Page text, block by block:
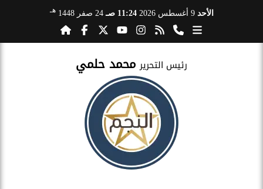
الأحد 9 أغسطس 2026 11:24 صـ 24 صفر 1448 هـ
رئيس التحرير محمد حلمي